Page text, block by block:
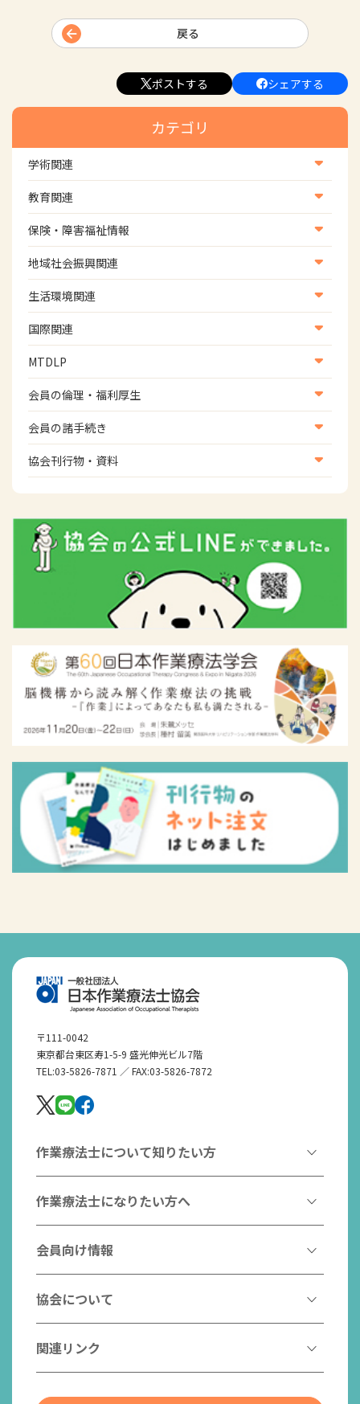
戻る
ポストする シェアする
カテゴリ
学術関連
学術・研究
学会
学術誌
教育関連
養成教育
生涯教育
研修会
協会認定資格試験・審査会情報
保険・障害福祉情報
医療保険情報
介護保険情報
児童福祉・障害福祉情報
地域社会振興関連
地域社会振興部地域事業支援課【認知症対策班】
地域社会振興部地域事業支援課【地域包括ケア推進班】
地域社会振興部地域事業支援課【運転と地域移動推進
班】
スポーツ振興関連
災害対策関連
生活環境関連
生活環境・福祉用具支援
国際関連
国際関連
WFOT等海外関連情報
MTDLP
MTDLP室
会員の倫理・福利厚生
会員向け団体保険のご案内
女性相談窓口
倫理関連情報
会員の諸手続き
会員の諸手続き
協会刊行物・資料
広報活動について
主な協会資料
〒111-0042
東京都台東区寿1-5-9 盛光伸光ビル7階
TEL:03-5826-7871 ／ FAX:03-5826-7872
作業療法士について知りたい方
作業療法とは
作業療法士とは
はたらく作業療法士
作業療法士の支援を受ける
チームの中で活躍する作業療法士
作業療法士になりたい方へ
作業療法士になるには
作業療法士として活躍する先輩
こんなところで活躍！作業療法士
入会案内
会員向け情報
協会からのお知らせ
研修会一覧
日本作業療法学会
協会について
会長挨拶
社員名簿
関連リンク